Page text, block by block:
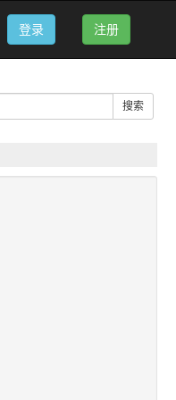
登录 注册
搜索